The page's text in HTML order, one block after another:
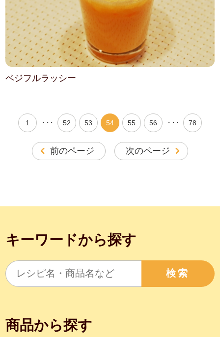
ベジフルラッシー
前のページ
1 ・・・ 52 53 54 55 56 ・・・ 78
次のページ
キーワードから探す
検索
商品から探す